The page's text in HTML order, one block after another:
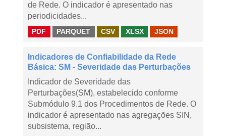
de Rede. O indicador é apresentado nas
periodicidades...
PDF PARQUET CSV XLSX JSON
Indicadores de Confiabilidade da Rede
Básica: SM - Severidade das Perturbações
Indicador de Severidade das
Perturbações(SM), estabelecido conforme
Submódulo 9.1 dos Procedimentos de Rede. O
indicador é apresentado nas agregações SIN,
subsistema, região...